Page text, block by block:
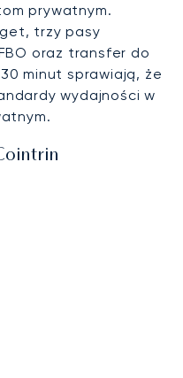
prywatnym.
trzy pasy
oraz transfer do
minut sprawiają, że
wydajności w